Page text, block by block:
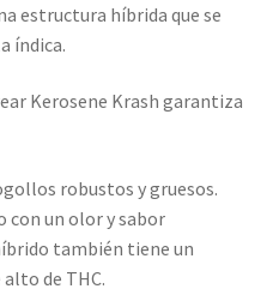
estructura híbrida que se
índica.
Kerosene Krash garantiza
robustos y gruesos.
un olor y sabor
también tiene un
de THC.